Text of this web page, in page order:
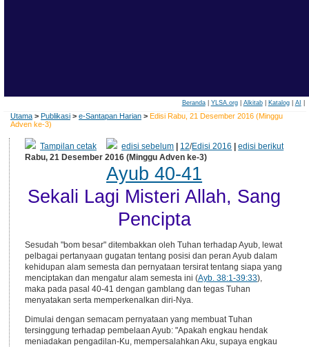
Beranda| YLSA.org| Alkitab| Katalog| AI
Utama > Publikasi > e-Santapan Harian > Edisi Rabu, 21 Desember 2016 (Minggu
Adven ke-3)
Tampilan cetak edisi sebelum 12/Edisi 2016 |edisi berikut
Rabu, 21 Desember 2016 (Minggu Adven ke-3)
Ayub 40-41
Sekali Lagi Misteri Allah, Sang
Pencipta
Sesudah "bom besar" ditembakkan oleh Tuhan terhadap Ayub, lewat
pelbagai pertanyaan gugatan tentang posisi dan peran Ayub dalam
kehidupan alam semesta dan pernyataan tersirat tentang siapa yang
menciptakan dan mengatur alam semesta ini (Ayb. 38:1-39:33),
maka pada pasal 40-41 dengan gamblang dan tegas Tuhan
menyatakan serta memperkenalkan diri-Nya.
Dimulai dengan semacam pernyataan yang membuat Tuhan
tersinggung terhadap pembelaan Ayub: "Apakah engkau hendak
meniadakan pengadilan-Ku, mempersalahkan Aku, supaya engkau